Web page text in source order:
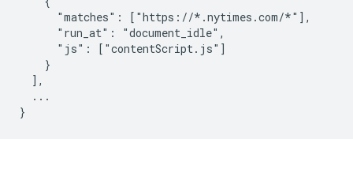
      "matches": ["https://*.nytimes.com/*"],
      "run_at": "document_idle",
      "js": ["contentScript.js"]
    }
  ],
  ...